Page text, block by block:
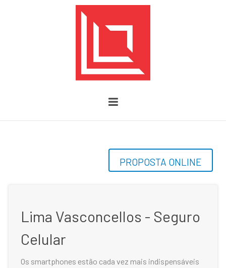
PROPOSTA ONLINE
Lima Vasconcellos - Seguro
Celular
Os smartphones estão cada vez mais indispensáveis